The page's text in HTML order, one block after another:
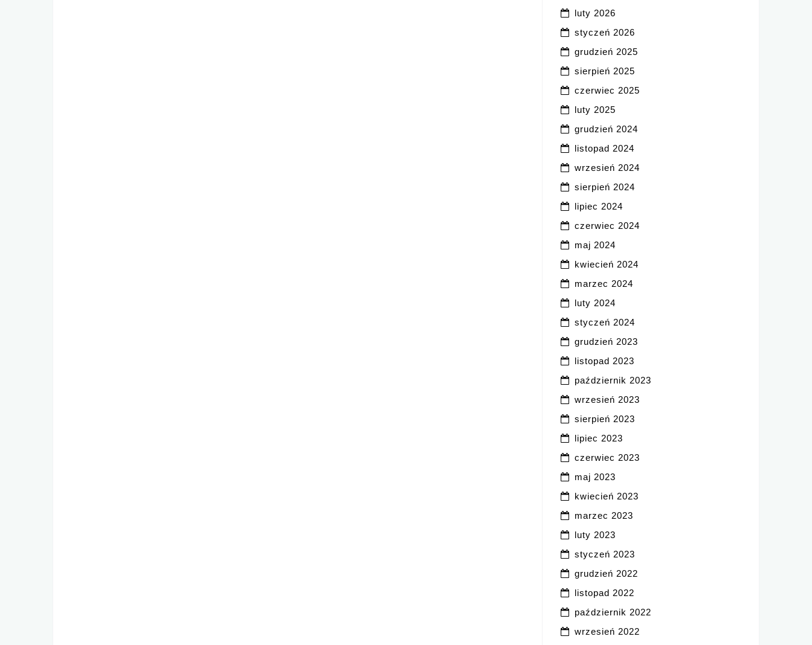
luty 2026
styczeń 2026
grudzień 2025
sierpień 2025
czerwiec 2025
luty 2025
grudzień 2024
listopad 2024
wrzesień 2024
sierpień 2024
lipiec 2024
czerwiec 2024
maj 2024
kwiecień 2024
marzec 2024
luty 2024
styczeń 2024
grudzień 2023
listopad 2023
październik 2023
wrzesień 2023
sierpień 2023
lipiec 2023
czerwiec 2023
maj 2023
kwiecień 2023
marzec 2023
luty 2023
styczeń 2023
grudzień 2022
listopad 2022
październik 2022
wrzesień 2022